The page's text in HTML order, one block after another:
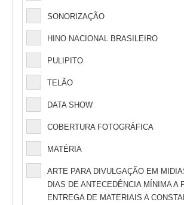
SONORIZAÇÃO
HINO NACIONAL BRASILEIRO
PULIPITO
TELÃO
DATA SHOW
COBERTURA FOTOGRÁFICA
MATÉRIA
ARTE PARA DIVULGAÇÃO EM
DIAS DE ANTECEDÊNCIA MÍNIMA A
ENTREGA DE MATERIAIS A